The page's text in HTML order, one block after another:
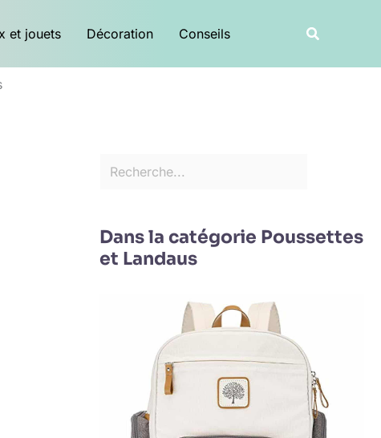
et jouets Décoration Conseils
e
c
rDans la catégorie Poussettes
et Landaus